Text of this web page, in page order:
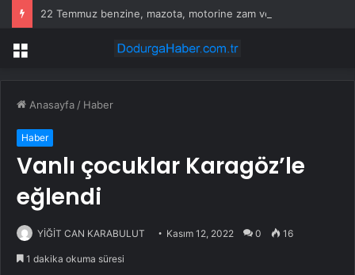
Menü
Anasayfa / Haber
Haber
Vanlı çocuklar Karagöz’le
eğlendi
YİĞİT CAN KARABULUT Kasım 12, 2022 0 16
1 dakika okuma süresi